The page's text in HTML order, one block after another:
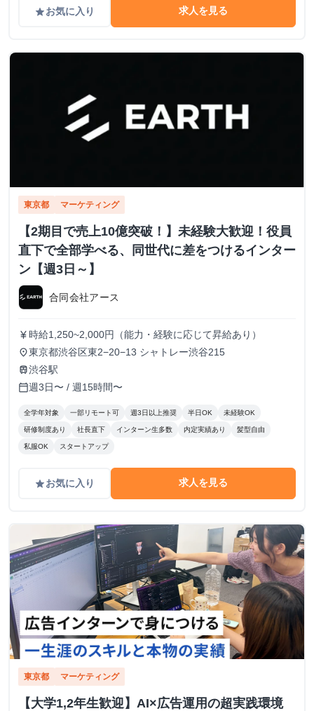
gradeお気に入り 求人を見る
東京都 マーケティング
【2期目で売上10億突破！】未経験大歓迎！役員
直下で全部学べる、同世代に差をつけるインター
ン【週3日～】
合同会社アース
currency_yen 時給1,250~2,000円（能力・経験に応じて昇給あり）
place東京都渋谷区東2−20−13 シャトレー渋谷215
train渋谷駅
calendar_today週3日〜 / 週15時間〜
全学年対象 一部リモート可 週3日以上推奨 半日OK 未経験OK
研修制度あり 社長直下 インターン生多数 内定実績あり 髪型自由
私服OK スタートアップ
gradeお気に入り 求人を見る
東京都 マーケティング
【大学1,2年生歓迎】AI×広告運用の超実践環境